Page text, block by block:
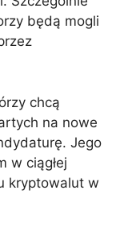
będą mogli
chcą
na nowe
Jego
w ciągłej
kryptowalut w